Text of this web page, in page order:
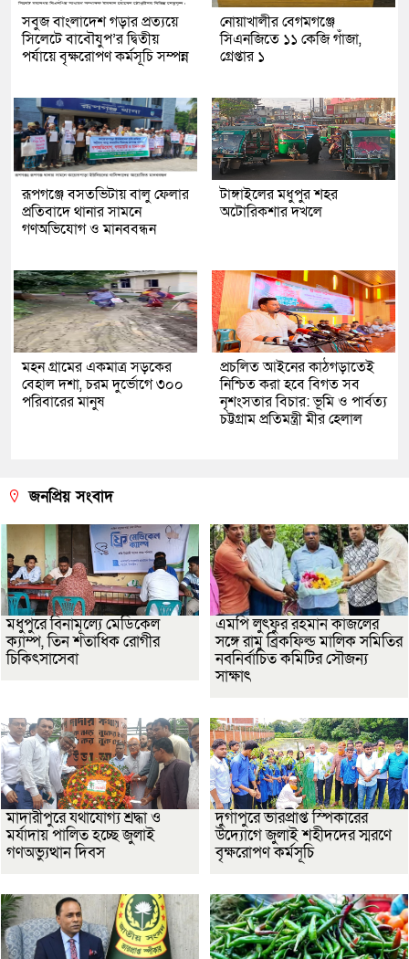
সবুজ বাংলাদেশ গড়ার প্রত্যয়ে
সিলেটে বাবৌযুপ’র দ্বিতীয়
পর্যায়ে বৃক্ষরোপণ কর্মসূচি সম্পন্ন
নোয়াখালীর বেগমগঞ্জে
সিএনজিতে ১১ কেজি গাঁজা,
গ্রেপ্তার ১
রূপগঞ্জে বসতভিটায় বালু ফেলার
প্রতিবাদে থানার সামনে
গণঅভিযোগ ও মানববন্ধন
টাঙ্গাইলের মধুপুর শহর
অটোরিকশার দখলে
মহন গ্রামের একমাত্র সড়কের
বেহাল দশা, চরম দুর্ভোগে ৩০০
পরিবারের মানুষ
প্রচলিত আইনের কাঠগড়াতেই
নিশ্চিত করা হবে বিগত সব
নৃশংসতার বিচার: ভূমি ও পার্বত্য
চট্টগ্রাম প্রতিমন্ত্রী মীর হেলাল
জনপ্রিয় সংবাদ
মধুপুরে বিনামূল্যে মেডিকেল
ক্যাম্প, তিন শতাধিক রোগীর
চিকিৎসাসেবা
এমপি লুৎফুর রহমান কাজলের
সঙ্গে রামু ব্রিকফিল্ড মালিক সমিতির
নবনির্বাচিত কমিটির সৌজন্য
সাক্ষাৎ
মাদারীপুরে যথাযোগ্য শ্রদ্ধা ও
মর্যাদায় পালিত হচ্ছে জুলাই
গণঅভ্যুত্থান দিবস
দুর্গাপুরে ভারপ্রাপ্ত স্পিকারের
উদ্যোগে জুলাই শহীদদের স্মরণে
বৃক্ষরোপণ কর্মসূচি